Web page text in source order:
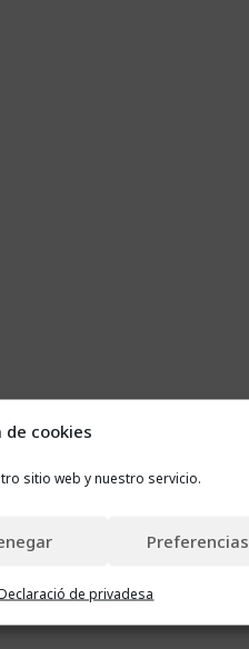
de cookies
sitio web y nuestro servicio.
Preferencias
de privadesa